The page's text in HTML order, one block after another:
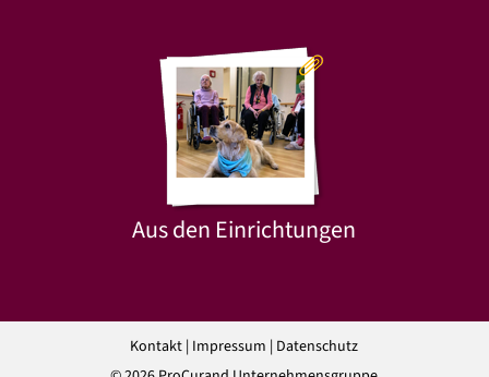
Aus den Einrichtungen
Kontakt | Impressum | Datenschutz